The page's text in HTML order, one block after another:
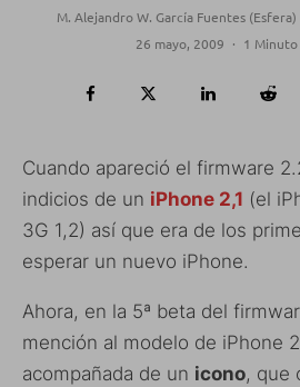
M. Alejandro W. García Fuentes (Esfera)
26 mayo, 2009 · 1
Cuando apareció el firmware
indicios de un iPhone 2,1 (el
3G 1,2) así que era de los
esperar un nuevo iPhone.
Ahora, en la 5ª beta del
mención al modelo de iPhone
acompañada de un icono, que